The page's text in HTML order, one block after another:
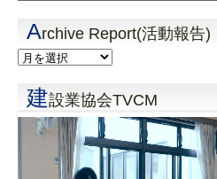
Archive Report(活動報告)
建設業協会TVCM